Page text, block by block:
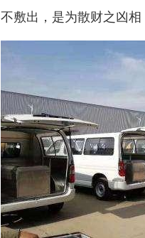
不敷出，是为散财之凶